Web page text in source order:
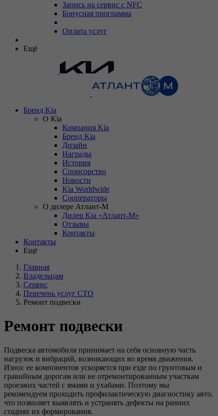
Запись на сервис с NFC
Бонусная программа
Оплата услуг
Ещё
Бренд Kia
О Kia
Компания Kia
Бренд Kia
Дизайн
Награды
История
Спонсорство
Новости
Kia Worldwide
Сооператоры
О дилере Атлант-М
Дилер Kia «Атлант-М»
Отзывы
Контакты
Контакты
Ещё
Главная
Владельцам
Сервис
Перечень услуг СТО
Ремонт подвески
Ремонт подвески
Подвеска автомобиля принимает на себя основную часть
нагрузок и вибраций, возникающих во время движения.
Износ ее компонентов ускоряется при езде по грунтовым и
гравийным дорогам или не отремонтированным участкам
проезжих частей с ямами и ухабами. Поэтому мы
рекомендуем проходить профилактическую диагностику авто,
что позволяет выявлять и устранять дефекты на ранних
стадиях их формирования.